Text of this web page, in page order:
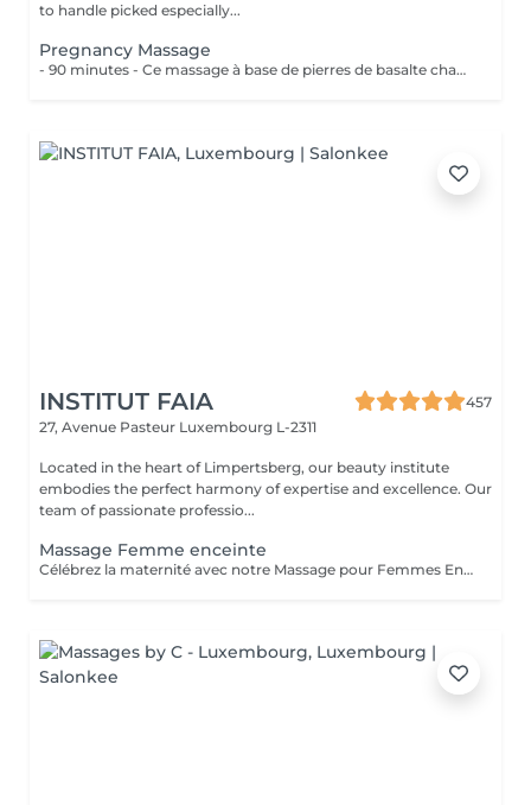
to handle picked especially...
Pregnancy Massage
- 90 minutes - Ce massage à base de pierres de basalte chauffées accompagnées dun massage avec les paumes des mains, apaise les tensions et les douleurs de votre corps.
INSTITUT FAIA
457
27, Avenue Pasteur Luxembourg L-2311
Located in the heart of Limpertsberg, our beauty institute
embodies the perfect harmony of expertise and excellence. Our
team of passionate professio...
Massage Femme enceinte
Célébrez la maternité avec notre Massage pour Femmes Enceintes. Conçu spécialement pour les futures mamans, ce massage offre une parenthèse de bien-être et de soulagement. Nos thérapeutes expérimentés utilisent des techniques douces pour apaiser les maux de dos, les tensions et les jambes fatiguées qui accompagnent souvent la grossesse. Vous serez choyée dans un environnement paisible, garantissant un moment de détente pour vous et votre bébé. Offrez-vous ce moment précieux de détente pour vous sentir choyée, détendue et prête à embrasser chaque instant de votre grossesse en toute sérénité